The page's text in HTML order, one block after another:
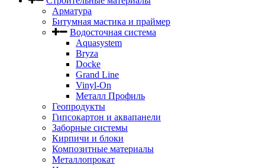
Арматура
Битумная мастика и праймер
Водосточная система
Aquasystem
Bryza
Docke
Grand Line
Vinyl-On
Металл Профиль
Геопродукты
Гипсокартон и аквапанели
Заборные системы
Кирпичи и блоки
Композитные материалы
Металлопрокат